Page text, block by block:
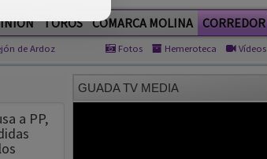
TOROS COMARCA MOLINA CORREDOR
de Ardoz Fotos Hemeroteca Vídeos
a PP,
GUADA TV MEDIA